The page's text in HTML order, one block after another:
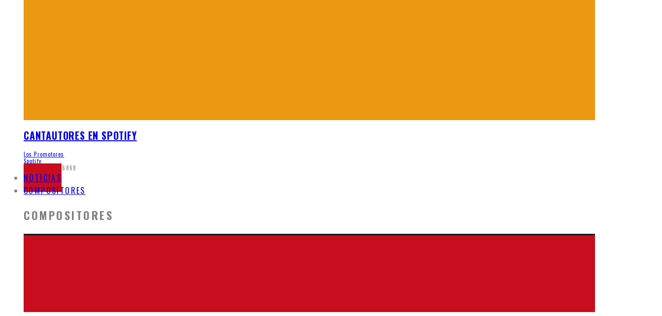
CANTAUTORES EN SPOTIFY
Los Promotores
Spotify
6868
NOTICIAS
COMPOSITORES
COMPOSITORES